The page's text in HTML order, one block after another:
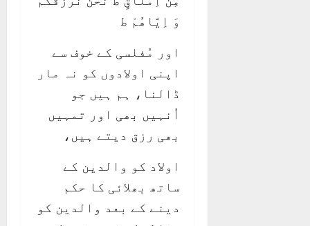
وَ اِيَّاھُمْ ط
اور مُفلسی کے خوف سے
اپنی اولادوں کو نہ مار
ڈالنا، ہم ہیں جو
اُنہیں بھی اور تمہیں
بھی رزق دیتے ہیں،
اولاد کو والدین کے
ساتھ بھلائی کا حکم
دینے کے بعد والدین کو